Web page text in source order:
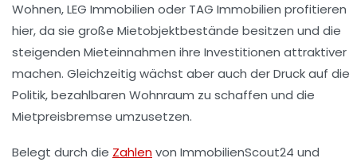
Wohnen, LEG Immobilien oder TAG Immobilien profitieren
hier, da sie große Mietobjektbestände besitzen und die
steigenden Mieteinnahmen ihre Investitionen attraktiver
machen. Gleichzeitig wächst aber auch der Druck auf die
Politik, bezahlbaren Wohnraum zu schaffen und die
Mietpreisbremse umzusetzen.
Belegt durch die Zahlenvon ImmobilienScout24 und